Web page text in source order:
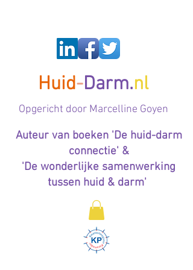
Auteur van boeken 'De huid-darm
connectie' &
'De wonderlijke samenwerking
tussen huid & darm'
Huid-Darm.nl
Opgericht door Marcelline Goyen